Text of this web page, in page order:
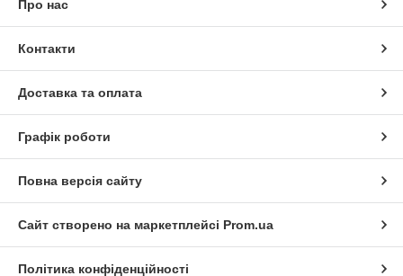
Про нас
Контакти
Доставка та оплата
Графік роботи
Повна версія сайту
Сайт створено на маркетплейсі Prom.ua
Політика конфіденційності